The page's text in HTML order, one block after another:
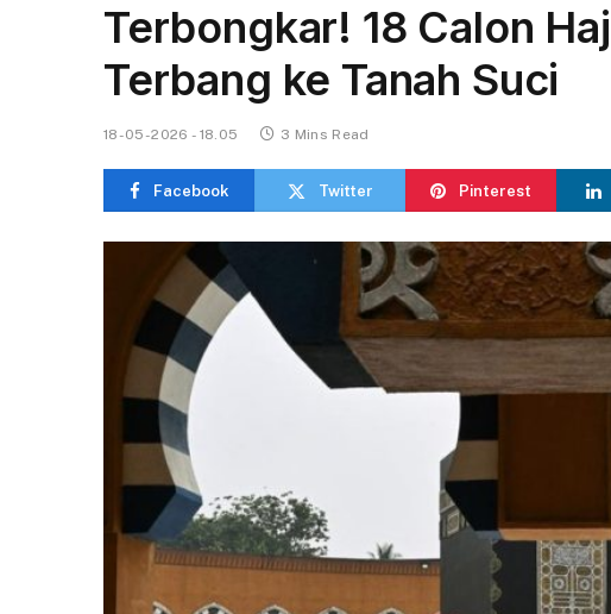
Terbongkar! 18 Calon
Terbang ke Tanah Suci
18-05-2026 - 18.05 3 Mins Read
Facebook Twitter Pinterest